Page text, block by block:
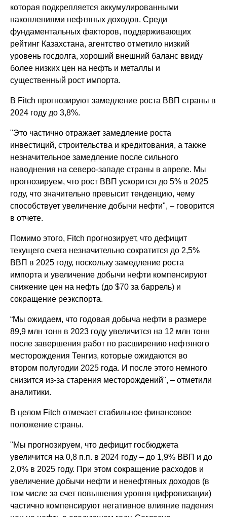
которая подкрепляется аккумулированными
накоплениями нефтяных доходов. Среди
фундаментальных факторов, поддерживающих
рейтинг Казахстана, агентство отметило низкий
уровень госдолга, хороший внешний баланс ввиду
более низких цен на нефть и металлы и
существенный рост импорта.
В Fitch прогнозируют замедление роста ВВП страны в
2024 году до 3,8%.
"Это частично отражает замедление роста
инвестиций, строительства и кредитования, а также
незначительное замедление после сильного
наводнения на северо-западе страны в апреле. Мы
прогнозируем, что рост ВВП ускорится до 5% в 2025
году, что значительно превысит тенденцию, чему
способствует увеличение добычи нефти", – говорится
в отчете.
Помимо этого, Fitch прогнозирует, что дефицит
текущего счета незначительно сократится до 2,5%
ВВП в 2025 году, поскольку замедление роста
импорта и увеличение добычи нефти компенсируют
снижение цен на нефть (до $70 за баррель) и
сокращение реэкспорта.
“Мы ожидаем, что годовая добыча нефти в размере
89,9 млн тонн в 2023 году увеличится на 12 млн тонн
после завершения работ по расширению нефтяного
месторождения Тенгиз, которые ожидаются во
втором полугодии 2025 года. И после этого немного
снизится из-за старения месторождений", – отметили
аналитики.
В целом Fitch отмечает стабильное финансовое
положение страны.
"Мы прогнозируем, что дефицит госбюджета
увеличится на 0,8 п.п. в 2024 году – до 1,9% ВВП и до
2,0% в 2025 году. При этом сокращение расходов и
увеличение добычи нефти и ненефтяных доходов (в
том числе за счет повышения уровня цифровизации)
частично компенсируют негативное влияние падения